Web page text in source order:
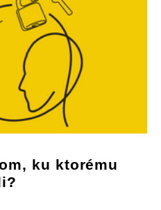
ku ktorému